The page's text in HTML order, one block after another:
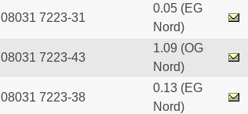
08031 7223-31
0.05 (EG
Nord)
08031 7223-43
1.09 (OG
Nord)
08031 7223-38
0.13 (EG
Nord)